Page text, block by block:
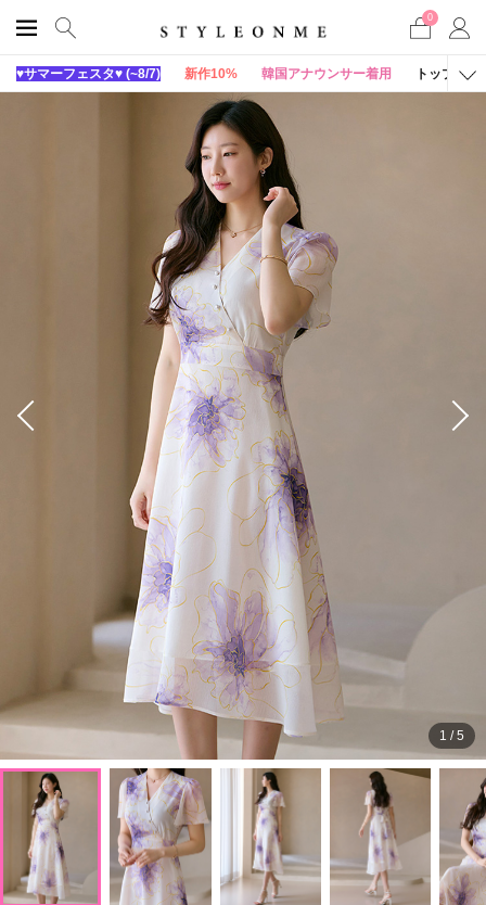
0
♥サマーフェスタ♥ (~8/7) 新作10% 韓国アナウンサー着用 トップス
1 /5